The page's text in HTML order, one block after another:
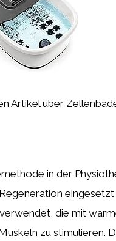
Artikel über
in der
die mit
zu stimulieren.